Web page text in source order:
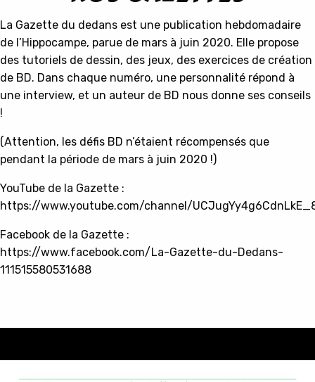
La Gazette du dedans est une publication hebdomadaire
de l’Hippocampe, parue de mars à juin 2020. Elle propose
des tutoriels de dessin, des jeux, des exercices de création
de BD. Dans chaque numéro, une personnalité répond à
une interview, et un auteur de BD nous donne ses conseils
!
(Attention, les défis BD n’étaient récompensés que
pendant la période de mars à juin 2020 !)
YouTube de la Gazette :
https://www.youtube.com/channel/
Facebook de la Gazette :
https://www.facebook.com/La-Gazette-du-Dedans-
111515580531688